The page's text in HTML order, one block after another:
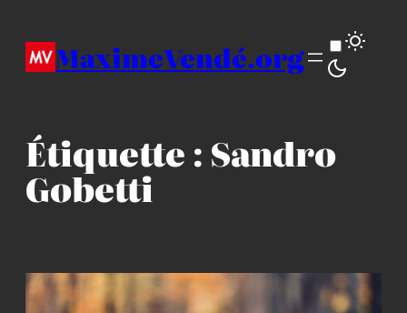
contenuMaximeVendé.org
Étiquette : Sandro
Gobetti